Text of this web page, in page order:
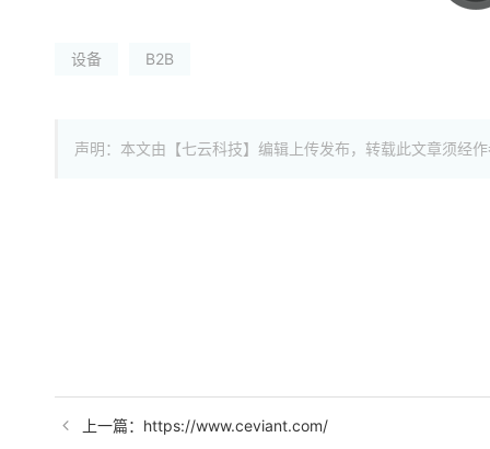
设备 B2B
声明：本文由【七云科技】编辑上传发布，转载此文章须经
上一篇：https://www.ceviant.com/